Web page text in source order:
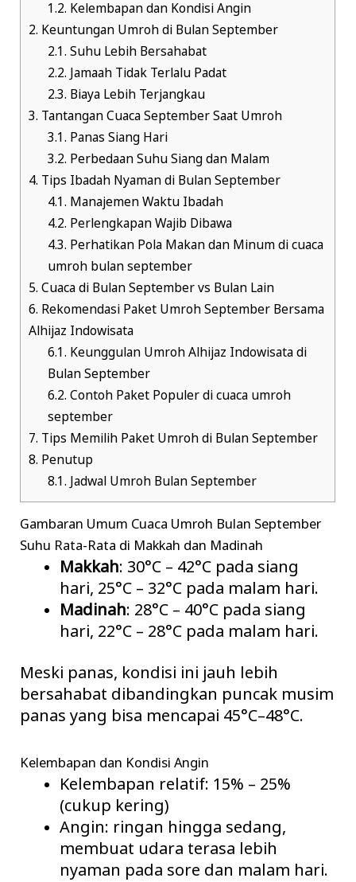
1.2. Kelembapan dan Kondisi Angin
2. Keuntungan Umroh di Bulan September
2.1. Suhu Lebih Bersahabat
2.2. Jamaah Tidak Terlalu Padat
2.3. Biaya Lebih Terjangkau
3. Tantangan Cuaca September Saat Umroh
3.1. Panas Siang Hari
3.2. Perbedaan Suhu Siang dan Malam
4. Tips Ibadah Nyaman di Bulan September
4.1. Manajemen Waktu Ibadah
4.2. Perlengkapan Wajib Dibawa
4.3. Perhatikan Pola Makan dan Minum di cuaca
umroh bulan september
5. Cuaca di Bulan September vs Bulan Lain
6. Rekomendasi Paket Umroh September Bersama
Alhijaz Indowisata
6.1. Keunggulan Umroh Alhijaz Indowisata di
Bulan September
6.2. Contoh Paket Populer di cuaca umroh
september
7. Tips Memilih Paket Umroh di Bulan September
8. Penutup
8.1. Jadwal Umroh Bulan September
Gambaran Umum Cuaca Umroh Bulan September
Suhu Rata-Rata di Makkah dan Madinah
Makkah: 30°C – 42°C pada siang
hari, 25°C – 32°C pada malam hari.
Madinah: 28°C – 40°C pada siang
hari, 22°C – 28°C pada malam hari.
Meski panas, kondisi ini jauh lebih
bersahabat dibandingkan puncak musim
panas yang bisa mencapai 45°C–48°C.
Kelembapan dan Kondisi Angin
Kelembapan relatif: 15% – 25%
(cukup kering)
Angin: ringan hingga sedang,
membuat udara terasa lebih
nyaman pada sore dan malam hari.